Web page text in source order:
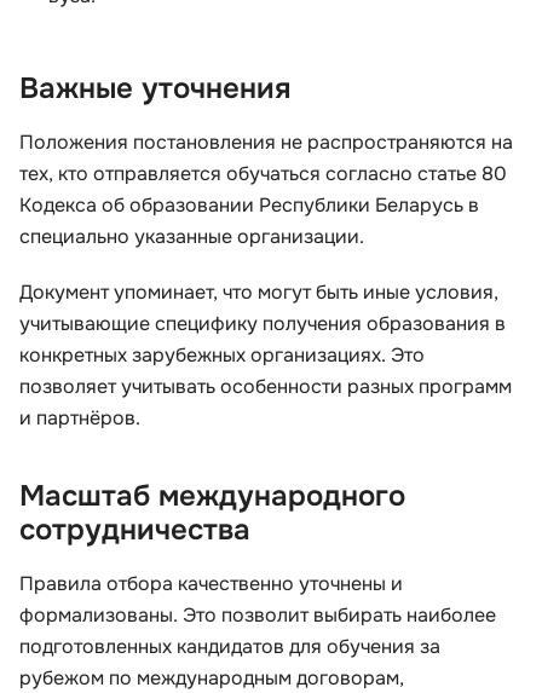
Важные уточнения
Положения постановления не распространяются на
тех, кто отправляется обучаться согласно статье 80
Кодекса об образовании Республики Беларусь в
специально указанные организации.
Документ упоминает, что могут быть иные условия,
учитывающие специфику получения образования в
конкретных зарубежных организациях. Это
позволяет учитывать особенности разных программ
и партнёров.
Масштаб международного
сотрудничества
Правила отбора качественно уточнены и
формализованы. Это позволит выбирать наиболее
подготовленных кандидатов для обучения за
рубежом по международным договорам,